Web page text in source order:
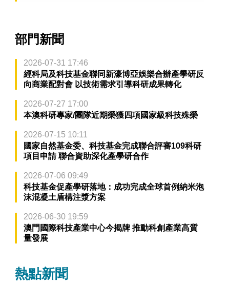
部門新聞
2026-07-31 17:46
經科局及科技基金聯同新濠博亞娛樂合辦產學研反
向商業配對會 以技術需求引導科研成果轉化
2026-07-27 17:00
本澳科研專家/團隊近期榮獲四項國家級科技殊榮
2026-07-15 10:11
國家自然基金委、科技基金完成聯合評審109科研
項目申請 聯合資助深化產學研合作
2026-07-06 09:49
科技基金促產學研落地：成功完成全球首例納米泡
沫混凝土盾構注漿方案
2026-06-30 19:59
澳門國際科技產業中心今揭牌 推動科創產業高質
量發展
熱點新聞